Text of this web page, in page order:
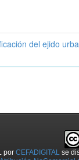
del ejido
porCEFADIGITAL se